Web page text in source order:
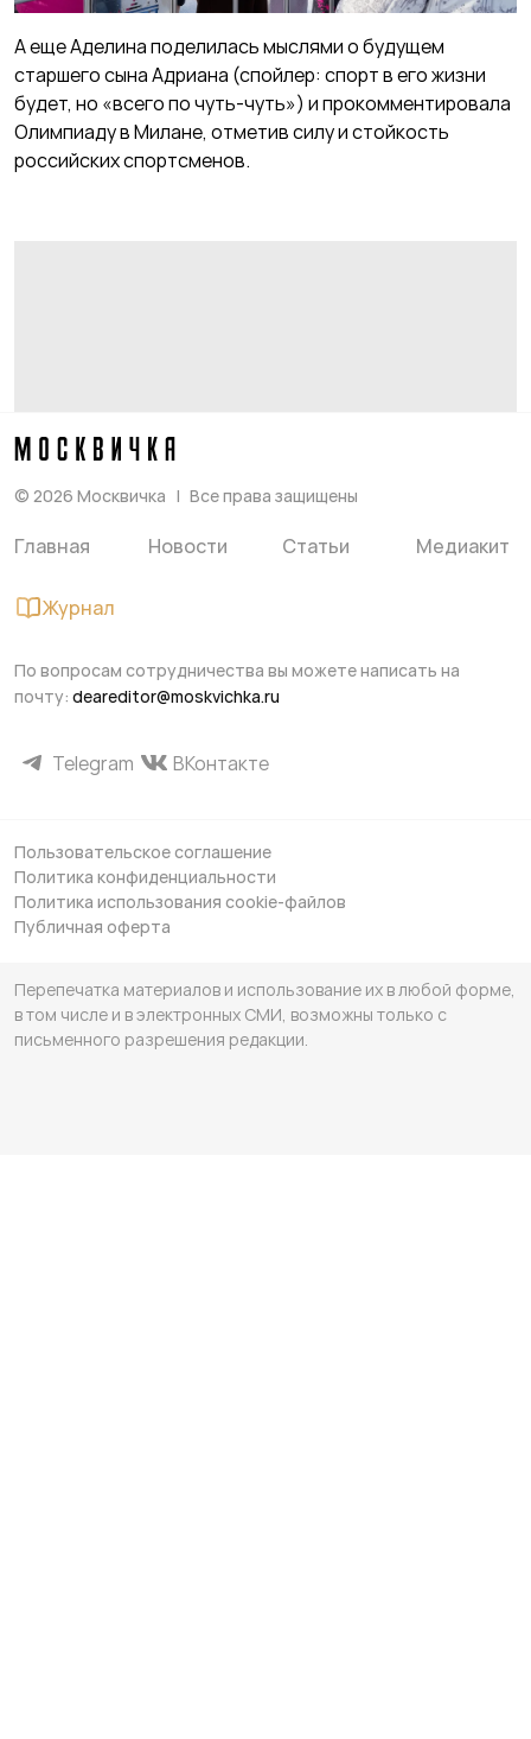
А еще Аделина поделилась мыслями о будущем
старшего сына Адриана (спойлер: спорт в его жизни
будет, но «всего по чуть-чуть») и прокомментировала
Олимпиаду в Милане, отметив силу и стойкость
российских спортсменов.
© 2026 Москвичка Все права защищены
Главная Новости Статьи Медиакит
Журнал
По вопросам сотрудничества вы можете написать на
почту: deareditor@moskvichka.ru
Telegram ВКонтакте
Пользовательское соглашение
Политика конфиденциальности
Политика использования cookie-файлов
Публичная оферта
Перепечатка материалов и использование их в любой форме,
в том числе и в электронных СМИ, возможны только с
письменного разрешения редакции.